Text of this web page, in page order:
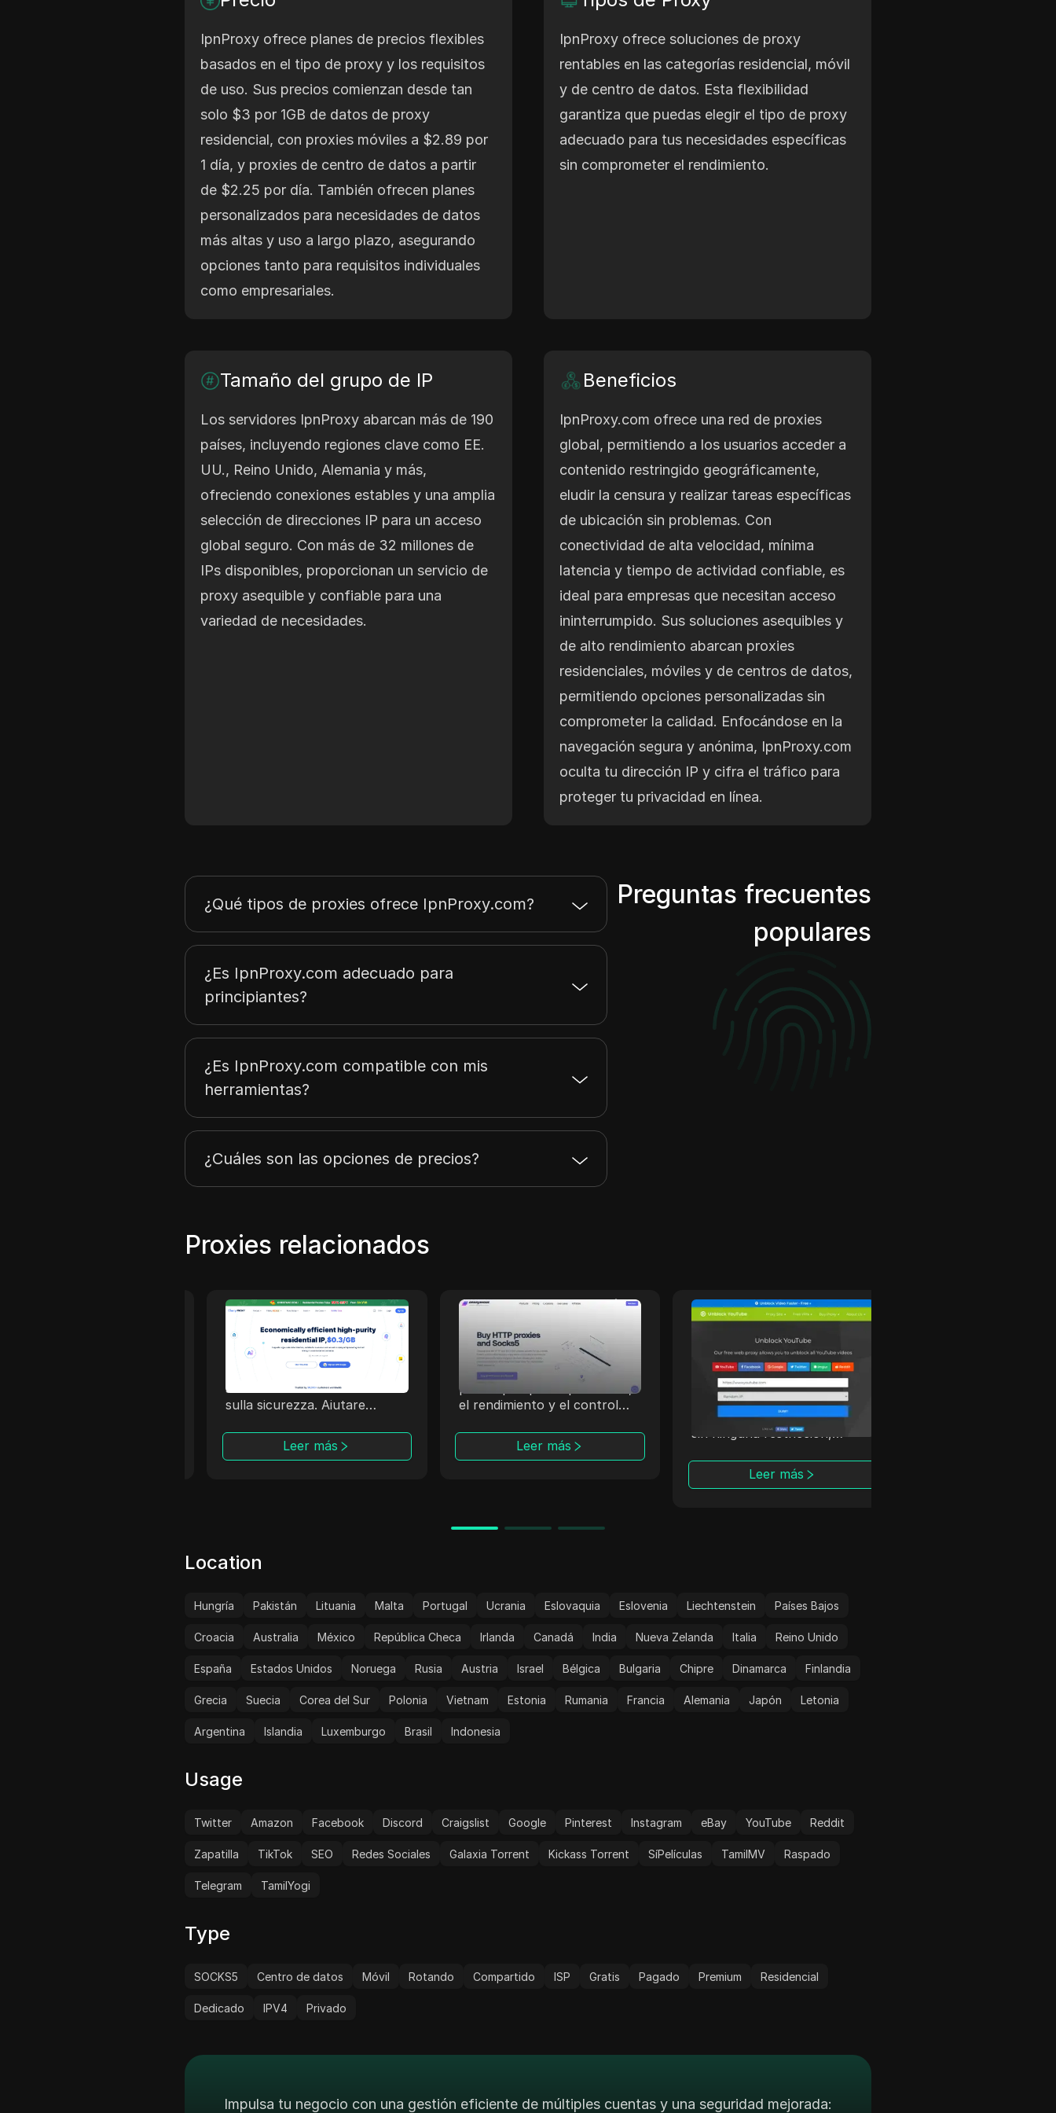
IpnProxy ofrece planes de precios flexibles
basados en el tipo de proxy y los requisitos
de uso. Sus precios comienzan desde tan
solo $3 por 1GB de datos de proxy
residencial, con proxies móviles a $2.89 por
1 día, y proxies de centro de datos a partir
de $2.25 por día. También ofrecen planes
personalizados para necesidades de datos
más altas y uso a largo plazo, asegurando
opciones tanto para requisitos individuales
como empresariales.
IpnProxy ofrece soluciones de proxy
rentables en las categorías residencial, móvil
y de centro de datos. Esta flexibilidad
garantiza que puedas elegir el tipo de proxy
adecuado para tus necesidades específicas
sin comprometer el rendimiento.
Tamaño del grupo de IP
Los servidores IpnProxy abarcan más de 190
países, incluyendo regiones clave como EE.
UU., Reino Unido, Alemania y más,
ofreciendo conexiones estables y una amplia
selección de direcciones IP para un acceso
global seguro. Con más de 32 millones de
IPs disponibles, proporcionan un servicio de
proxy asequible y confiable para una
variedad de necesidades.
Beneficios
IpnProxy.com ofrece una red de proxies
global, permitiendo a los usuarios acceder a
contenido restringido geográficamente,
eludir la censura y realizar tareas específicas
de ubicación sin problemas. Con
conectividad de alta velocidad, mínima
latencia y tiempo de actividad confiable, es
ideal para empresas que necesitan acceso
ininterrumpido. Sus soluciones asequibles y
de alto rendimiento abarcan proxies
residenciales, móviles y de centros de datos,
permitiendo opciones personalizadas sin
comprometer la calidad. Enfocándose en la
navegación segura y anónima, IpnProxy.com
oculta tu dirección IP y cifra el tráfico para
proteger tu privacidad en línea.
Preguntas frecuentes
populares
¿Qué tipos de proxies ofrece IpnProxy.com?
¿Es IpnProxy.com adecuado para
principiantes?
¿Es IpnProxy.com compatible con mis
herramientas?
¿Cuáles son las opciones de precios?
Proxies relacionados
Cherry Proxy
Cherry Proxy offre agenti
residenziali ad alto rapporto
prezzo/prezzo, concentrati
sulla forte concentrazione e
sulla sicurezza. Aiutare
fronte alla frequenza di
accesso e alle limitazioni
Leer más
Anonymous Proxies
Anonymous Proxies ofrece
soluciones de proxy
configurables para quienes se
preocupan por la privacidad,
el rendimiento y el control
datacenter y residenciales,
múltiples protocolos y
Leer más
Unblock YouTube
Videos
UnblockYoutube.Video es un
proxy web gratuito diseñado
para YouTube. Te ayuda a ver
todos los videos de YouTube
sin ninguna restricción,
trabajo.
Leer más
Location
Hungría Pakistán Lituania Malta Portugal Ucrania Eslovaquia Eslovenia Liechtenstein Países Bajos
Croacia Australia México República Checa Irlanda Canadá India Nueva Zelanda Italia Reino Unido
España Estados Unidos Noruega Rusia Austria Israel Bélgica Bulgaria Chipre Dinamarca Finlandia
Grecia Suecia Corea del Sur Polonia Vietnam Estonia Rumania Francia Alemania Japón Letonia
Argentina Islandia Luxemburgo Brasil Indonesia
Usage
Twitter Amazon Facebook Discord Craigslist Google Pinterest Instagram eBay YouTube Reddit
Zapatilla TikTok SEO Redes Sociales Galaxia Torrent Kickass Torrent SíPelículas TamilMV Raspado
Telegram TamilYogi
Type
SOCKS5 Centro de datos Móvil Rotando Compartido ISP Gratis Pagado Premium Residencial
Dedicado IPV4 Privado
Impulsa tu negocio con una gestión eficiente de múltiples cuentas y una seguridad mejorada: